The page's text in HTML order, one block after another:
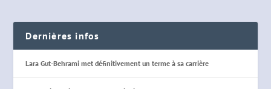
Dernières infos
Lara Gut-Behrami met définitivement un terme à sa carrière